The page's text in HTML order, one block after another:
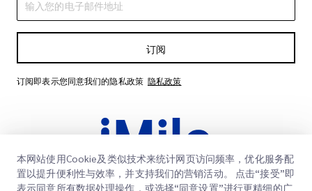
订阅
订阅即表示您同意我们的隐私政策 隐私政策
本网站使用Cookie及类似技术来统计网页访问频率，优化服务配
置以提升便利性与效率，并支持我们的营销活动。 点击“接受”即
表示同意所有数据处理操作，或选择“同意设置”进行更精细的广